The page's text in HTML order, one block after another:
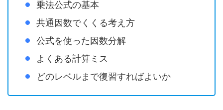
乗法公式の基本
共通因数でくくる考え方
公式を使った因数分解
よくある計算ミス
どのレベルまで復習すればよいか